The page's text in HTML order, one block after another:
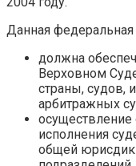
Данная федеральная
должна
Верховном
страны,
арбитражных
осуществление
исполнения
общей